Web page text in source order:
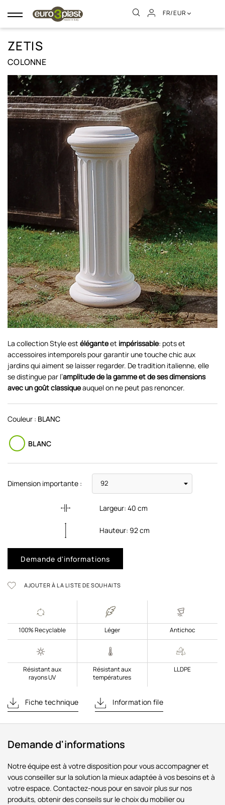
Basculer
la
FR/EUR
ZETIS
COLONNE
La collection Style est éléganteet impérissable: pots et
accessoires intemporels pour garantir une touche chic aux
jardins qui aiment se laisser regarder. De tradition italienne, elle
se distingue par l’amplitude de la gamme et de ses dimensions
avec un goût classiqueauquel on ne peut pas renoncer.
Couleur : BLANC
BLANC
Dimension importante :
Largeur:40 cm
Hauteur: 92cm
Demande d'informations
AJOUTER À LA LISTE DE SOUHAITS
100% Recyclable Léger Antichoc
Résistant aux
rayons UV
Résistant aux
températures
LLDPE
Fiche technique Information file
Demande d'informations
Notre équipe est à votre disposition pour vous accompagner et
vous conseiller sur la solution la mieux adaptée à vos besoins et à
votre espace. Contactez-nous pour en savoir plus sur nos
produits, obtenir des conseils sur le choix du mobilier ou